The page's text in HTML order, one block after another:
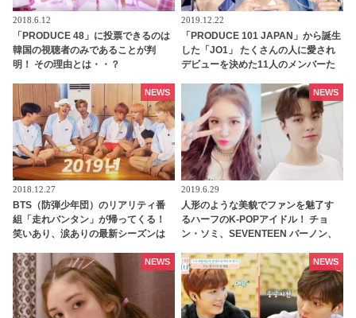
2018.6.12
「PRODUCE 48」に投票できるのは
韓国の視聴者のみであることが判
明！ その理由とは・・？
2019.12.22
「PRODUCE 101 JAPAN」から誕生
した「JO1」 たくさんの人に愛され
デビューを決めた11人のメンバーた
河野純喜・金城碧海・與那城奨編～
2018.12.27
BTS（防弾少年団）のリアリティ番
組「走れバンタン」が帰ってくる！
笑いあり、涙ありの最新シーズンは
NEWS
2019.6.29
人形のような美貌でファンを魅了す
るハーフのK-POPアイドル！ チョ
ン・ソミ、SEVENTEEN バーノン、
NEWS
NEWS NEWS